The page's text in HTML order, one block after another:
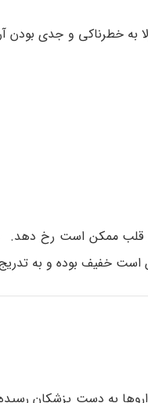
به خطرناکی و جدی
قلب ممکن است رخ
خفیف بوده و به
به دست پزشکان